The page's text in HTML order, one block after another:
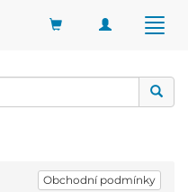
Toggle
Obchodní podmínky